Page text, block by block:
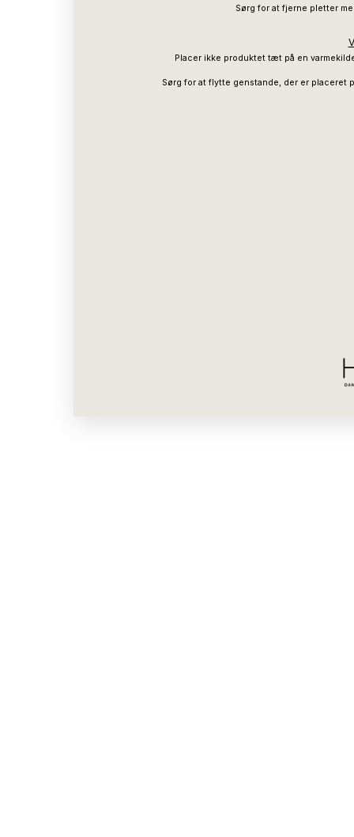
Sørg for at fjerne pletter
Placer ikke produktet tæt på en
Sørg for at flytte genstande, der er placeret